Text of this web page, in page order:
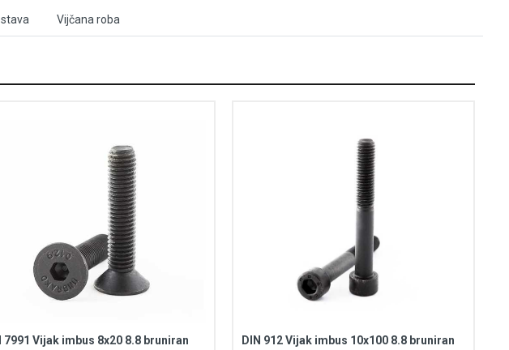
Vijčana roba
7991 Vijak imbus 8x20 8.8 bruniran
DIN 912 Vijak imbus 10x100 8.8 bruniran